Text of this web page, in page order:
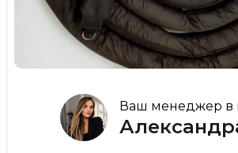
Ваш менеджер в